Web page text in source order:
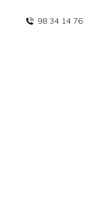
98 34 14 76